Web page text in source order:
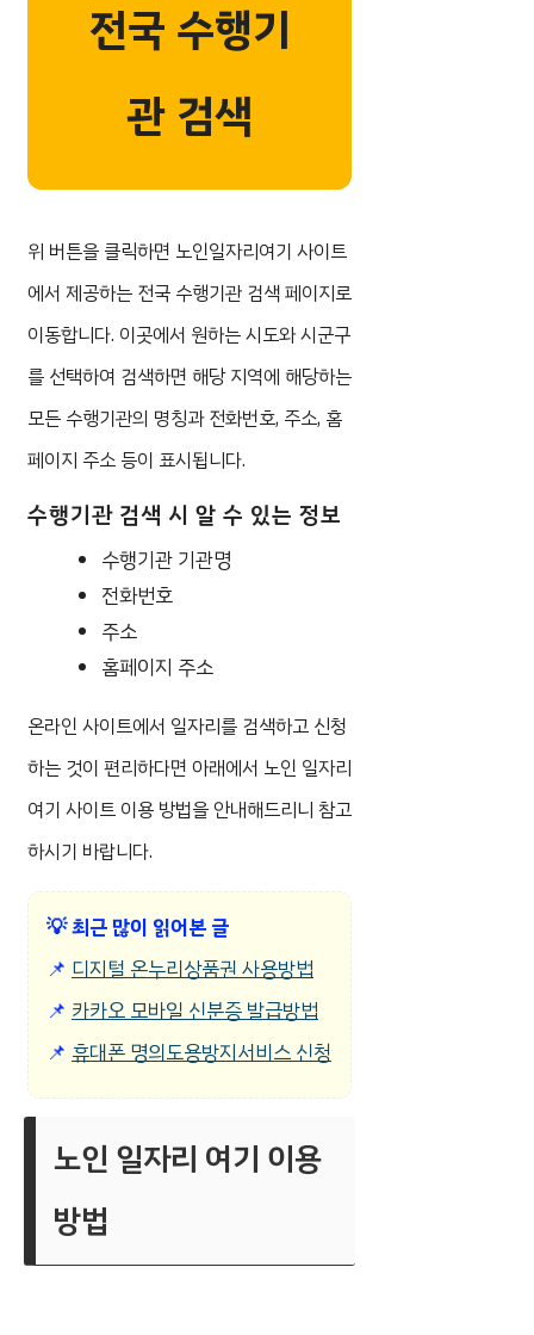
전국 수행기
관 검색
위 버튼을 클릭하면 노인일자리여기 사이트
에서 제공하는 전국 수행기관 검색 페이지로
이동합니다. 이곳에서 원하는 시도와 시군구
를 선택하여 검색하면 해당 지역에 해당하는
모든 수행기관의 명칭과 전화번호, 주소, 홈
페이지 주소 등이 표시됩니다.
수행기관 검색 시 알 수 있는 정보
수행기관 기관명
전화번호
주소
홈페이지 주소
온라인 사이트에서 일자리를 검색하고 신청
하는 것이 편리하다면 아래에서 노인 일자리
여기 사이트 이용 방법을 안내해드리니 참고
하시기 바랍니다.
💡최근 많이 읽어본 글
📌 디지털 온누리상품권 사용방법
📌 카카오 모바일 신분증 발급방법
📌 휴대폰 명의도용방지서비스 신청
노인 일자리 여기 이용
방법